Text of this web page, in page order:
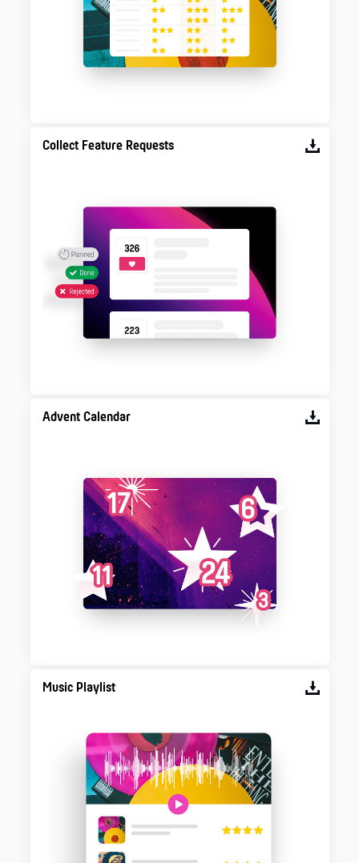
Collect Feature Requests
Advent Calendar
Music Playlist